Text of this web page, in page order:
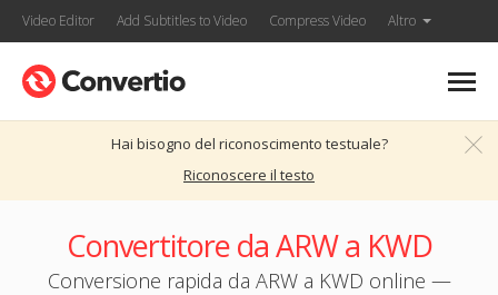
Video Editor Add Subtitles to Video Compress Video Altro
Hai bisogno del riconoscimento testuale?
Riconoscere il testo
Convertitore da ARW a KWD
Conversione rapida da ARW a KWD online —